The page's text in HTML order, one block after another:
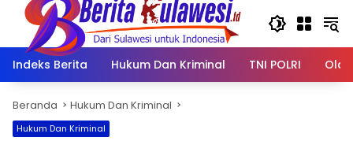
Langsung
konten
Indeks Berita
Hukum Dan Kriminal TNI POLRI
Beranda Hukum Dan Kriminal
Hukum Dan Kriminal